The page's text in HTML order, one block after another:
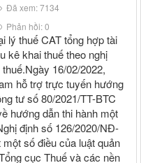
Đã xem: 7134
Phản hồi: 0
lý thuế CAT tổng hợp tài
kê khai thuế theo nghị
16/02/2022,
hỗ trợ trực tuyến hướng
tư số 80/2021/TT-BTC
hướng dẫn thi hành một
định số 126/2020/NĐ-
số điều của luật quản
cục Thuế và các nền